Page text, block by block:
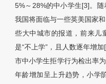
5%～28%的中小学生[3]。随
我国将面临与一些英美国家
些大中城市的报道，前来儿
是“不上学”，且人数逐年增
市中小学生拒学行为检出率
年龄增加呈上升趋势，小学